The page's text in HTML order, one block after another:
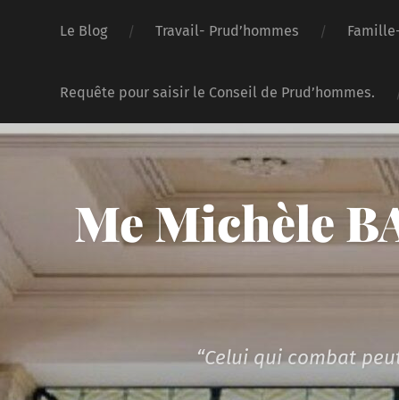
Le Blog Travail- Prud’hommes
Requête pour saisir le Conseil de Prud’hommes.
Me Michèle
“Celui qui combat